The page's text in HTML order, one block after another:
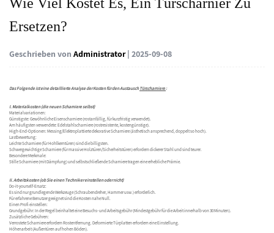
Ersetzen?
Geschrieben von Administrator| 2025-09-08
Das Folgende ist eine detaillierte Analyse der Kosten für den AustauschTürscharniere:
I. Materialkosten (die neuen Scharniere selbst)
Materialvariationen:
Günstigste: Gewöhnliche Eisenscharniere (rostanfällig, für kurzfristig verwendet).
Am häufigsten verwendete: Edelstahlscharniere (rostresistente, kostengünstige).
High-End-Optionen: Messing/Elektroplattierte dekorative Scharniere (ästhetisch ansprechend, doppelt so hoch).
Lastbewertung:
Leichte Scharniere (für Hohlkerntüren) sind die billigsten.
Schwergewichtige Scharniere (für massive Holztüren/Sicherheitstüren) erfordern dickerer Stahl und sind teurer.
Besondere Merkmale:
Stille Scharniere (mit Dämpfung) und selbstschließende Scharniere tragen eine erhebliche Prämie.
Ii. Arbeitskosten (ob Sie einen Techniker einstellen oder nicht)
Do-it-yourself-Ersatz:
Es sind nur grundlegende Werkzeuge (Schraubendreher, Hammer usw.) erforderlich.
Für erfahrene Benutzer geeignet sind die Kosten nahe Null.
Einen Profi einstellen:
Grundgebühr: In der Regel beinhaltet eine Besuchs- und Arbeitsgebühr (Mindestgebühr für die Arbeit innerhalb von 30 Minuten).
Zusätzliche Gebühren:
Verrostete Scharniere erfordern Rostentfernung. Deformierte Türplatten erfordern eine Einstellung.
Höhenarbeit (Außentüren auf hohen Böden).